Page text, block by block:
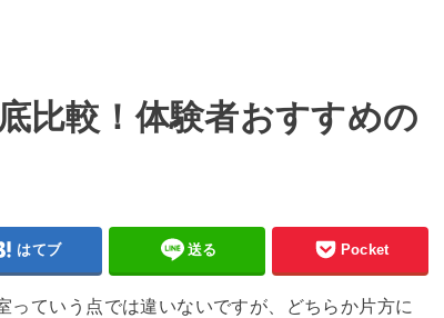
比較！体験者おすすめの
はてブ 送る Pocket
っていう点では違いないですが、どちらか片方に